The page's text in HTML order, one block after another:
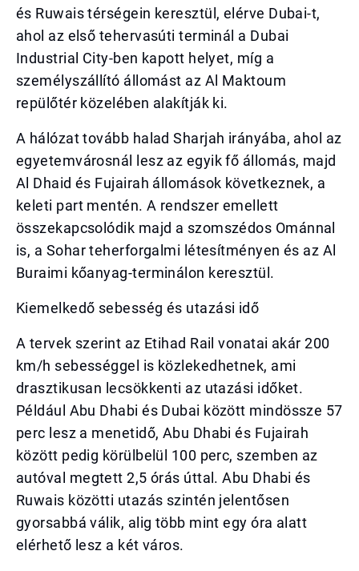
és Ruwais térségein keresztül, elérve Dubai-t,
ahol az első tehervasúti terminál a Dubai
Industrial City-ben kapott helyet, míg a
személyszállító állomást az Al Maktoum
repülőtér közelében alakítják ki.
A hálózat tovább halad Sharjah irányába, ahol az
egyetemvárosnál lesz az egyik fő állomás, majd
Al Dhaid és Fujairah állomások következnek, a
keleti part mentén. A rendszer emellett
összekapcsolódik majd a szomszédos Ománnal
is, a Sohar teherforgalmi létesítményen és az Al
Buraimi kőanyag-terminálon keresztül.
Kiemelkedő sebesség és utazási idő
A tervek szerint az Etihad Rail vonatai akár 200
km/h sebességgel is közlekedhetnek, ami
drasztikusan lecsökkenti az utazási időket.
Például Abu Dhabi és Dubai között mindössze 57
perc lesz a menetidő, Abu Dhabi és Fujairah
között pedig körülbelül 100 perc, szemben az
autóval megtett 2,5 órás úttal. Abu Dhabi és
Ruwais közötti utazás szintén jelentősen
gyorsabbá válik, alig több mint egy óra alatt
elérhető lesz a két város.